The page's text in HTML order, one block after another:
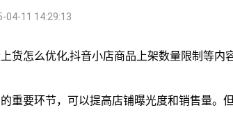
04-11 14:29:13
货怎么优化,抖音小店商品上架数量限制等内
重要环节，可以提高店铺曝光度和销售量。